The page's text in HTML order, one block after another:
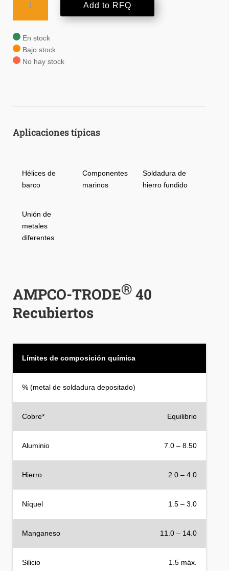
TRODE®
40
Add to RFQ
En stock
Bajo stock
No hay stock
Aplicaciones típicas
Hélices de
barco
Componentes
marinos
Soldadura de
hierro fundido
Unión de
metales
diferentes
AMPCO-TRODE®40
Recubiertos
Límites de composición química
% (metal de soldadura depositado)
Cobre* Equilibrio
Aluminio 7.0 – 8.50
Hierro 2.0 – 4.0
Níquel 1.5 – 3.0
Manganeso 11.0 – 14.0
Silicio 1.5 máx.